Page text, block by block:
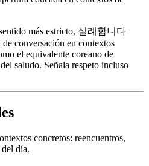
más estricto, 실례합니다
conversación en contextos
el equivalente coreano de
saludo. Señala respeto incluso
concretos: reencuentros,
día.